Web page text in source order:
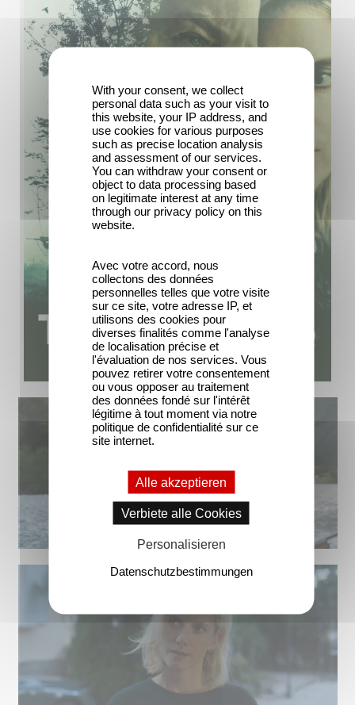
With your consent, we collect
personal data such as your visit to
this website, your IP address, and
use cookies for various purposes
such as precise location analysis
and assessment of our services.
You can withdraw your consent or
object to data processing based
on legitimate interest at any time
through our privacy policy on this
website.
Avec votre accord, nous
collectons des données
personnelles telles que votre visite
sur ce site, votre adresse IP, et
utilisons des cookies pour
diverses finalités comme l'analyse
de localisation précise et
l'évaluation de nos services. Vous
pouvez retirer votre consentement
ou vous opposer au traitement
des données fondé sur l'intérêt
légitime à tout moment via notre
politique de confidentialité sur ce
site internet.
Alle akzeptieren
Verbiete alle Cookies
Personalisieren
Datenschutzbestimmungen